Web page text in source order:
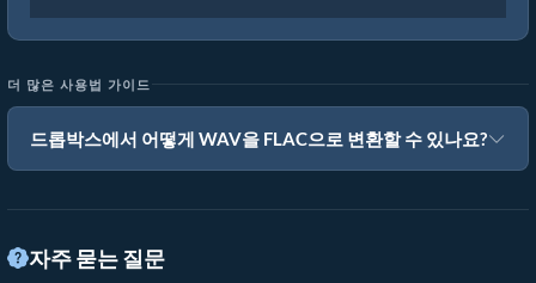
더 많은 사용법 가이드
드롭박스에서 어떻게 WAV을 FLAC으로 변환할 수 있나요?
자주 묻는 질문